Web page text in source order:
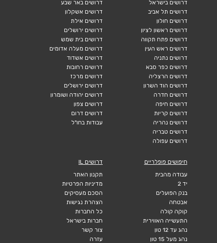
דרושים בישראל
דרושים תל אביב
דרושים חולון
דרושים ראשון לציון
דרושים פתח תקווה
דרושים ראש העין
דרושים נתניה
דרושים כפר סבא
דרושים הרצליה
דרושים הוד השרון
דרושים חדרה
דרושים חיפה
דרושים קריות
דרושים נהריה
דרושים טבריה
דרושים עפולה
דרושים באר שבע
דרושים אשקלון
דרושים אילת
דרושים ירושלים
דרושים בית שמש
דרושים מעלה אדומים
דרושים אשדוד
דרושים רחובות
דרושים מרכז
דרושים ירושלים
דרושים יהודה ושומרון
דרושים צפון
דרושים דרום
עבודות בחו"ל
חיפושים פופלריים
עבודה מהבית
יד 2
בנק הפועלים
אבטחה
קוקה קולה
התעשייה האווירית
נהג עד 12 טון
נהג מעל 15 טון
דרושים IL
תקנון האתר
מדיניות הפרטיות
הסכם מעסיקים
הצהרת נגישות
כל החברות
חברות בישראל
צור קשר
עזרה